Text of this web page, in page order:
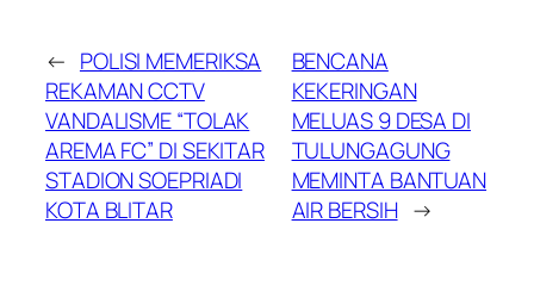
← POLISI MEMERIKSA
REKAMAN CCTV
VANDALISME “TOLAK
AREMA FC” DI SEKITAR
STADION SOEPRIADI
KOTA BLITAR
BENCANA
KEKERINGAN
MELUAS 9 DESA DI
TULUNGAGUNG
MEMINTA BANTUAN
AIR BERSIH →